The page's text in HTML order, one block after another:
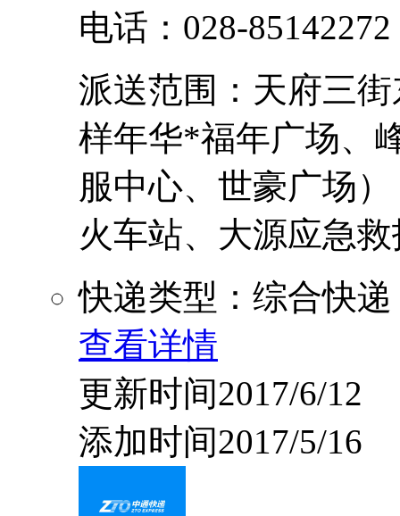
电话：028-
派送范围：天府三
样年华*福年广场、
服中心、世豪广场
火车站、大源应急
快递类型：综合快递
查看详情
更新时间2017/6/12
添加时间2017/5/16